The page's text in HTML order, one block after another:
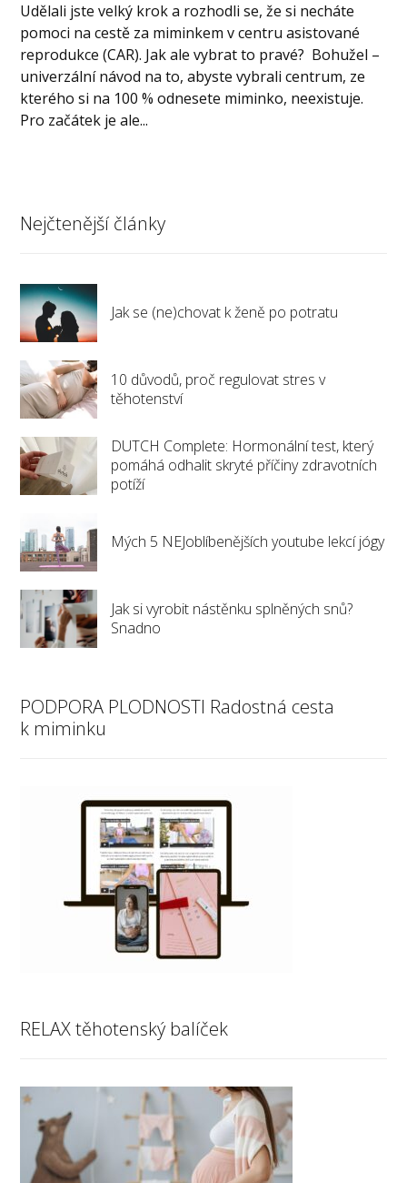
Udělali jste velký krok a rozhodli se, že si necháte
pomoci na cestě za miminkem v centru asistované
reprodukce (CAR). Jak ale vybrat to pravé? Bohužel –
univerzální návod na to, abyste vybrali centrum, ze
kterého si na 100 % odnesete miminko, neexistuje.
Pro začátek je ale...
Nejčtenější články
Jak se (ne)chovat k ženě po potratu
10 důvodů, proč regulovat stres v
těhotenství
DUTCH Complete: Hormonální test, který
pomáhá odhalit skryté příčiny zdravotních
potíží
Mých 5 NEJoblíbenějších youtube lekcí jógy
Jak si vyrobit nástěnku splněných snů?
Snadno
PODPORA PLODNOSTI Radostná cesta
k miminku
RELAX těhotenský balíček